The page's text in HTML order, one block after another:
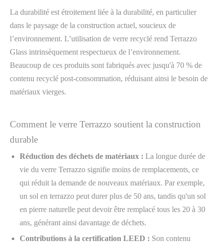
La durabilité est étroitement liée à la durabilité, en particulier
dans le paysage de la construction actuel, soucieux de
l’environnement. L’utilisation de verre recyclé rend Terrazzo
Glass intrinsèquement respectueux de l’environnement.
Beaucoup de ces produits sont fabriqués avec jusqu'à 70 % de
contenu recyclé post-consommation, réduisant ainsi le besoin de
matériaux vierges.
Comment le verre Terrazzo soutient la construction
durable
Réduction des déchets de matériaux : La longue durée de
vie du verre Terrazzo signifie moins de remplacements, ce
qui réduit la demande de nouveaux matériaux. Par exemple,
un sol en terrazzo peut durer plus de 50 ans, tandis qu'un sol
en pierre naturelle peut devoir être remplacé tous les 20 à 30
ans, générant ainsi davantage de déchets.
Contributions à la certification LEED : Son contenu